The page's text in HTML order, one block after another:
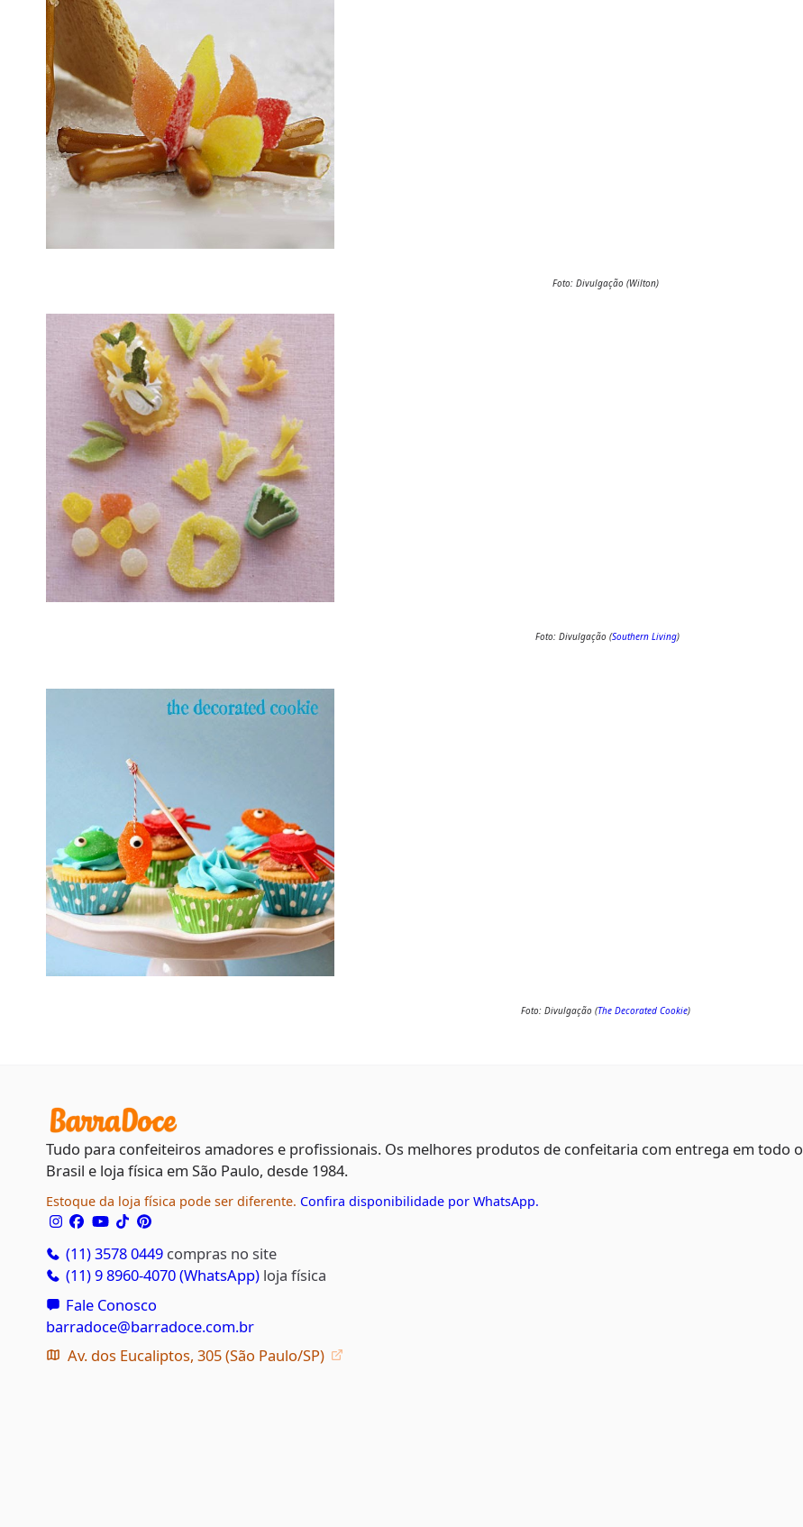
Foto: Divulgação (Wilton)
Foto: Divulgação (Southern Living)
Foto: Divulgação (The Decorated Cookie)
Tudo para confeiteiros amadores e profissionais. Os melhores produtos de confeitaria com entrega em todo o
Brasil e loja física em São Paulo, desde 1984.
Estoque da loja física pode ser diferente. Confira disponibilidade por WhatsApp.
(11) 3578 0449 compras no site
(11) 9 8960-4070 (WhatsApp) loja física
Fale Conosco
barradoce@barradoce.com.br
Av. dos Eucaliptos, 305 (São Paulo/SP)